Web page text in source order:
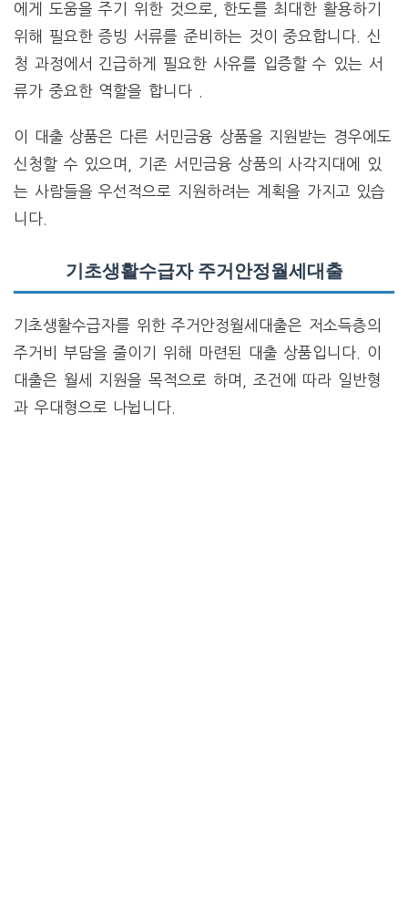
에게 도움을 주기 위한 것으로, 한도를 최대한 활용하기
위해 필요한 증빙 서류를 준비하는 것이 중요합니다. 신
청 과정에서 긴급하게 필요한 사유를 입증할 수 있는 서
류가 중요한 역할을 합니다​ .
이 대출 상품은 다른 서민금융 상품을 지원받는 경우에도
신청할 수 있으며, 기존 서민금융 상품의 사각지대에 있
는 사람들을 우선적으로 지원하려는 계획을 가지고 있습
니다.
기초생활수급자 주거안정월세대출
기초생활수급자를 위한 주거안정월세대출은 저소득층의
주거비 부담을 줄이기 위해 마련된 대출 상품입니다. 이
대출은 월세 지원을 목적으로 하며, 조건에 따라 일반형
과 우대형으로 나뉩니다.